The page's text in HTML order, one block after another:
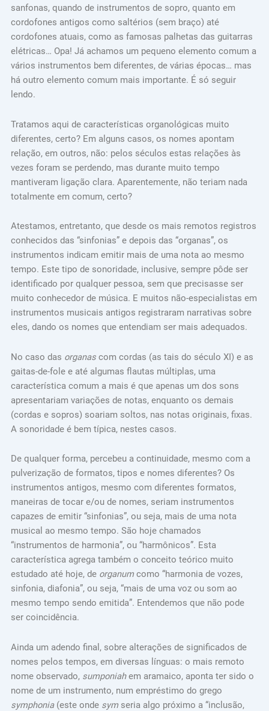
sanfonas, quando de instrumentos de sopro, quanto em
cordofones antigos como saltérios (sem braço) até
cordofones atuais, como as famosas palhetas das guitarras
elétricas… Opa! Já achamos um pequeno elemento comum a
vários instrumentos bem diferentes, de várias épocas… mas
há outro elemento comum mais importante. É só seguir
lendo.
Tratamos aqui de características organológicas muito
diferentes, certo? Em alguns casos, os nomes apontam
relação, em outros, não: pelos séculos estas relações às
vezes foram se perdendo, mas durante muito tempo
mantiveram ligação clara. Aparentemente, não teriam nada
totalmente em comum, certo?
Atestamos, entretanto, que desde os mais remotos registros
conhecidos das “sinfonias” e depois das “organas”, os
instrumentos indicam emitir mais de uma nota ao mesmo
tempo. Este tipo de sonoridade, inclusive, sempre pôde ser
identificado por qualquer pessoa, sem que precisasse ser
muito conhecedor de música. E muitos não-especialistas em
instrumentos musicais antigos registraram narrativas sobre
eles, dando os nomes que entendiam ser mais adequados.
No caso das organascom cordas (as tais do século XI) e as
gaitas-de-fole e até algumas flautas múltiplas, uma
característica comum a mais é que apenas um dos sons
apresentariam variações de notas, enquanto os demais
(cordas e sopros) soariam soltos, nas notas originais, fixas.
A sonoridade é bem típica, nestes casos.
De qualquer forma, percebeu a continuidade, mesmo com a
pulverização de formatos, tipos e nomes diferentes? Os
instrumentos antigos, mesmo com diferentes formatos,
maneiras de tocar e/ou de nomes, seriam instrumentos
capazes de emitir “sinfonias”, ou seja, mais de uma nota
musical ao mesmo tempo. São hoje chamados
“instrumentos de harmonia”, ou “harmônicos”. Esta
característica agrega também o conceito teórico muito
estudado até hoje, de organumcomo “harmonia de vozes,
sinfonia, diafonia”, ou seja, “mais de uma voz ou som ao
mesmo tempo sendo emitida”. Entendemos que não pode
ser coincidência.
Ainda um adendo final, sobre alterações de significados de
nomes pelos tempos, em diversas línguas: o mais remoto
nome observado, sumponiahem aramaico, aponta ter sido o
nome de um instrumento, num empréstimo do grego
symphonia(este onde symseria algo próximo a “inclusão,